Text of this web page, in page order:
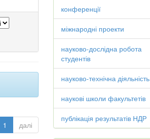
1 далі
конференції
міжнародні проекти
науково-дослідна робота
студентів
науково-технічна діяльність
наукові школи факультетів
публікація результатів НДР